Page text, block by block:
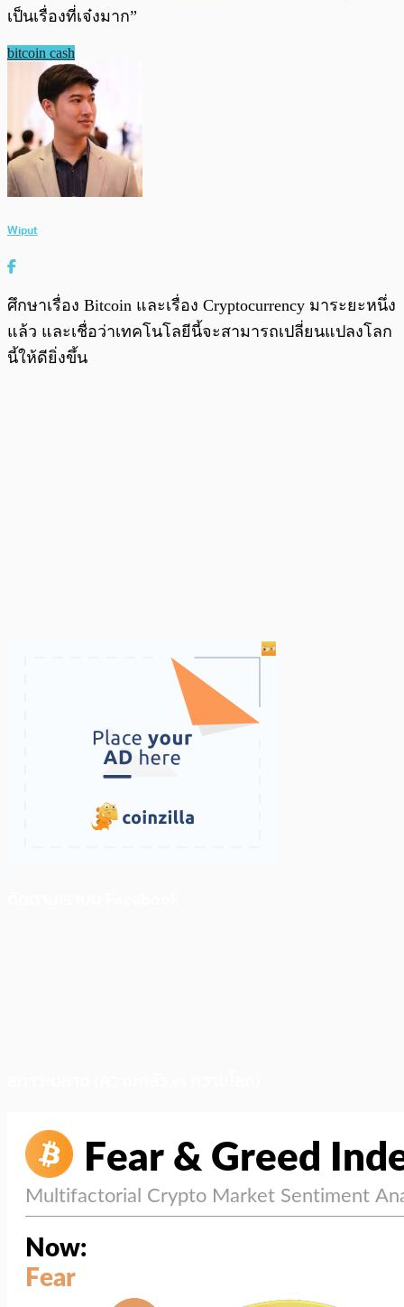
เป็นเรื่องที่เจ๋งมาก”
bitcoin cash
Wiput
ศึกษาเรื่อง Bitcoin และเรื่อง Cryptocurrency มาระยะหนึ่ง
แล้ว และเชื่อว่าเทคโนโลยีนี้จะสามารถเปลี่ยนแปลงโลก
นี้ให้ดียิ่งขึ้น